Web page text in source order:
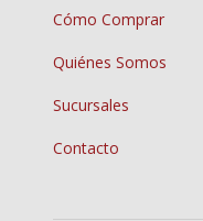
Cómo Comprar
Quiénes Somos
Sucursales
Contacto